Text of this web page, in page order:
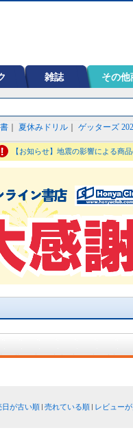
雑誌 その他
夏休みドリル ゲッターズ
【お知らせ】地震の影響による商
日が古い順 売れている順 レビュー